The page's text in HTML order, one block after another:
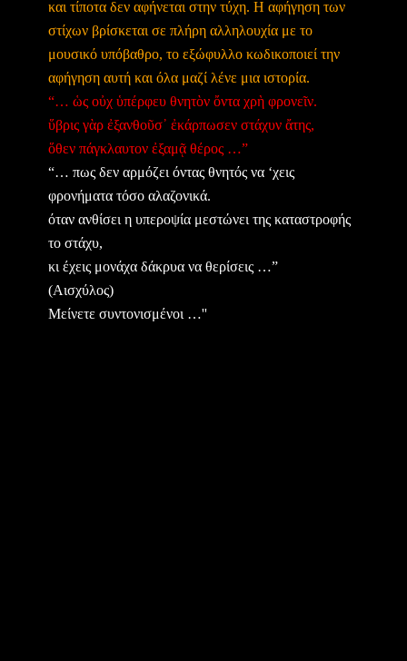
και τίποτα δεν αφήνεται στην τύχη. Η αφήγηση των
στίχων βρίσκεται σε πλήρη αλληλουχία με το
μουσικό υπόβαθρο, το εξώφυλλο κωδικοποιεί την
αφήγηση αυτή και όλα μαζί λένε μια ιστορία.
“… ὡς οὐχ ὑπέρφευ θνητὸν ὄντα χρὴ φρονεῖν.
ὕβρις γὰρ ἐξανθοῦσ᾽ ἐκάρπωσεν στάχυν ἄτης,
ὅθεν πάγκλαυτον ἐξαμᾷ θέρος …”
“… πως δεν αρμόζει όντας θνητός να ‘χεις
φρονήματα τόσο αλαζονικά.
όταν ανθίσει η υπεροψία μεστώνει της καταστροφής
το στάχυ,
κι έχεις μονάχα δάκρυα να θερίσεις …”
(Αισχύλος)
Μείνετε συντονισμένοι …''